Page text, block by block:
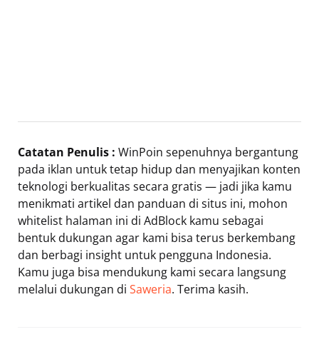
Catatan Penulis : WinPoin sepenuhnya bergantung
pada iklan untuk tetap hidup dan menyajikan konten
teknologi berkualitas secara gratis — jadi jika kamu
menikmati artikel dan panduan di situs ini, mohon
whitelist halaman ini di AdBlock kamu sebagai
bentuk dukungan agar kami bisa terus berkembang
dan berbagi insight untuk pengguna Indonesia.
Kamu juga bisa mendukung kami secara langsung
melalui dukungan di Saweria. Terima kasih.